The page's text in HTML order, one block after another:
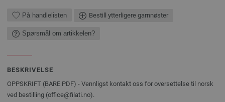
På handlelisten Bestill ytterligere garnnøster
Spørsmål om artikkelen?
BESKRIVELSE
OPPSKRIFT (BARE PDF) - Vennligst kontakt oss for oversettelse til norsk
ved bestilling (office@filati.no).